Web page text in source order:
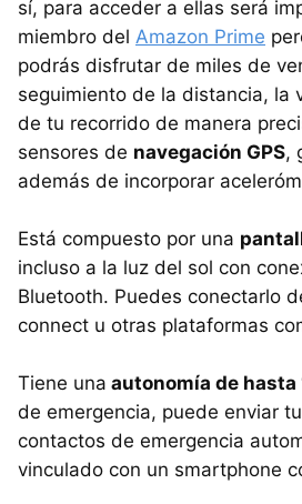
sí, para acceder a ellas será
miembro del Amazon Prime
podrás disfrutar de miles de
seguimiento de la distancia, la
de tu recorrido de manera
sensores de navegación GPS,
además de incorporar
Está compuesto por una
incluso a la luz del sol con
Bluetooth. Puedes conectarlo
connect u otras plataformas
Tiene una autonomía de hasta
de emergencia, puede enviar
contactos de emergencia
vinculado con un smartphone